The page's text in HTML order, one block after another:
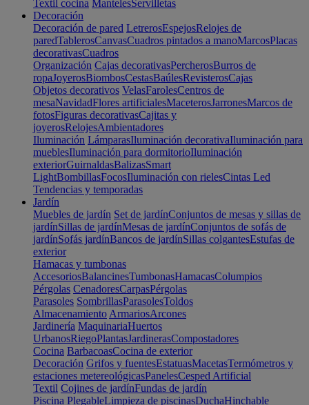
Textil cocina MantelesServilletas
Decoración
Decoración de pared LetrerosEspejosRelojes de
paredTablerosCanvasCuadros pintados a manoMarcosPlacas
decorativasCuadros
Organización Cajas decorativasPercherosBurros de
ropaJoyerosBiombosCestasBaúlesRevisterosCajas
Objetos decorativos VelasFarolesCentros de
mesaNavidadFlores artificialesMaceterosJarronesMarcos de
fotosFiguras decorativasCajitas y
joyerosRelojesAmbientadores
Iluminación LámparasIluminación decorativaIluminación para
mueblesIluminación para dormitorioIluminación
exteriorGuirnaldasBalizasSmart
LightBombillasFocosIluminación con rielesCintas Led
Tendencias y temporadas
Jardín
Muebles de jardín Set de jardínConjuntos de mesas y sillas de
jardínSillas de jardínMesas de jardínConjuntos de sofás de
jardínSofás jardínBancos de jardínSillas colgantesEstufas de
exterior
Hamacas y tumbonas
AccesoriosBalancinesTumbonasHamacasColumpios
Pérgolas CenadoresCarpasPérgolas
Parasoles SombrillasParasolesToldos
Almacenamiento ArmariosArcones
Jardinería MaquinariaHuertos
UrbanosRiegoPlantasJardinerasCompostadores
Cocina BarbacoasCocina de exterior
Decoración Grifos y fuentesEstatuasMacetasTermómetros y
estaciones metereológicasPanelesCesped Artificial
Textil Cojines de jardínFundas de jardín
Piscina PlegableLimpieza de piscinasDuchaHinchable